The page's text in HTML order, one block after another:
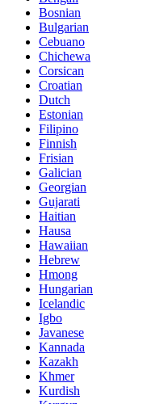
Bosnian
Bulgarian
Cebuano
Chichewa
Corsican
Croatian
Dutch
Estonian
Filipino
Finnish
Frisian
Galician
Georgian
Gujarati
Haitian
Hausa
Hawaiian
Hebrew
Hmong
Hungarian
Icelandic
Igbo
Javanese
Kannada
Kazakh
Khmer
Kurdish